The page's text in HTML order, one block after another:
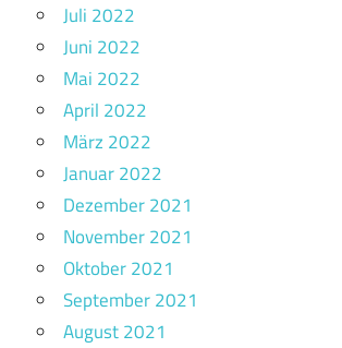
Juli 2022
Juni 2022
Mai 2022
April 2022
März 2022
Januar 2022
Dezember 2021
November 2021
Oktober 2021
September 2021
August 2021